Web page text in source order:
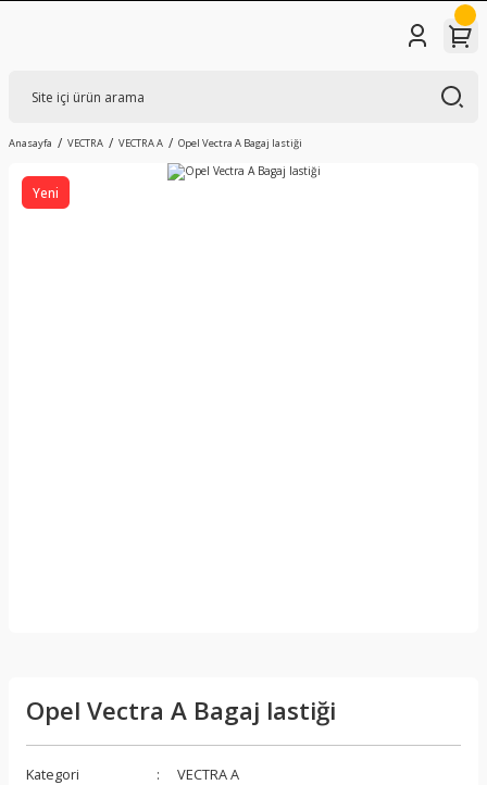
Anasayfa VECTRA VECTRA A Opel Vectra A Bagaj lastiği
Yeni
Opel Vectra A Bagaj lastiği
Kategori
VECTRA A